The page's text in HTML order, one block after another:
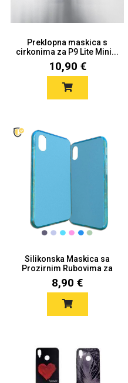
Preklopna maskica s
cirkonima za P9 Lite Mini...
10,90 €
Silikonska Maskica sa
Prozirnim Rubovima za
P9...
8,90 €
Zodiac
Monogrami
Za njega